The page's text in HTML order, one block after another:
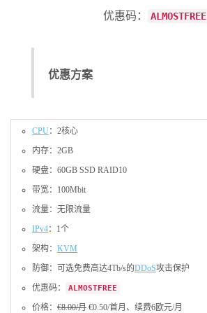
优惠码： ALMOSTFREE
优惠方案
CPU：2核心
内存：2GB
硬盘：60GB SSD RAID10
带宽：100Mbit
流量：无限流量
IPv4：1个
架构： KVM
防御：可选免费高达4Tb/s的DDoS攻击保护
优惠码：
ALMOSTFREE
价格： €8.00/月 €0.50/首月、续费6欧元/月